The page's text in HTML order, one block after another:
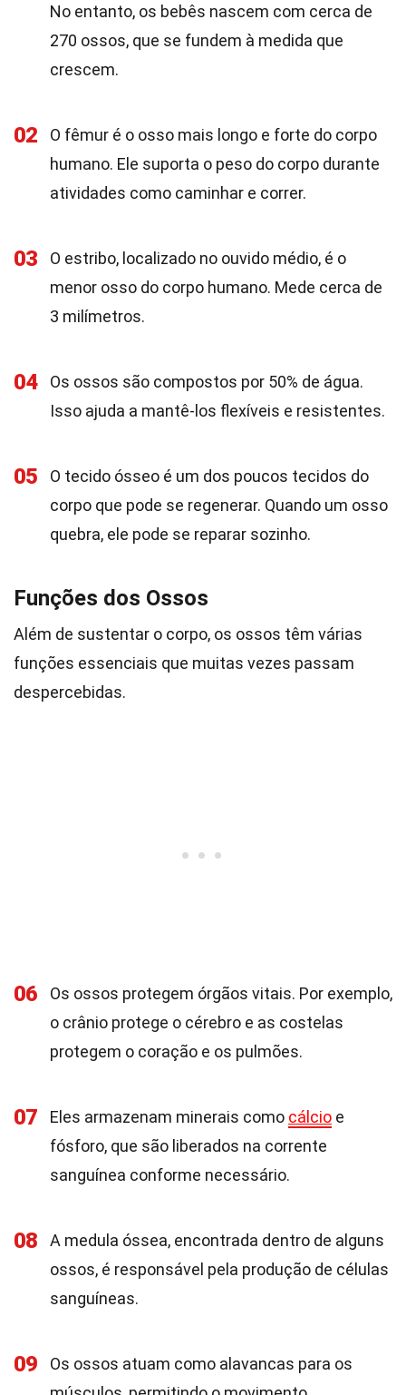
No entanto, os bebês nascem com cerca de
270 ossos, que se fundem à medida que
crescem.
02
O fêmur é o osso mais longo e forte do corpo
humano. Ele suporta o peso do corpo durante
atividades como caminhar e correr.
03
O estribo, localizado no ouvido médio, é o
menor osso do corpo humano. Mede cerca de
3 milímetros.
04
Os ossos são compostos por 50% de água.
Isso ajuda a mantê-los flexíveis e resistentes.
05
O tecido ósseo é um dos poucos tecidos do
corpo que pode se regenerar. Quando um osso
quebra, ele pode se reparar sozinho.
Funções dos Ossos
Além de sustentar o corpo, os ossos têm várias
funções essenciais que muitas vezes passam
despercebidas.
06
Os ossos protegem órgãos vitais. Por exemplo,
o crânio protege o cérebro e as costelas
protegem o coração e os pulmões.
07 Eles armazenam minerais como cálcio e
fósforo, que são liberados na corrente
sanguínea conforme necessário.
08
A medula óssea, encontrada dentro de alguns
ossos, é responsável pela produção de células
sanguíneas.
09
Os ossos atuam como alavancas para os